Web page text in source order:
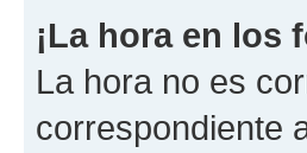
¡La hora en los
La hora no es
correspondiente